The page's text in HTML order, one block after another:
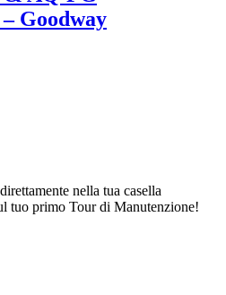
Goodway
direttamente nella tua casella
tuo primo Tour di Manutenzione!